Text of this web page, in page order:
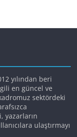
yılından beri
en güncel ve
sektördeki
yazarların
ulaştırmayı